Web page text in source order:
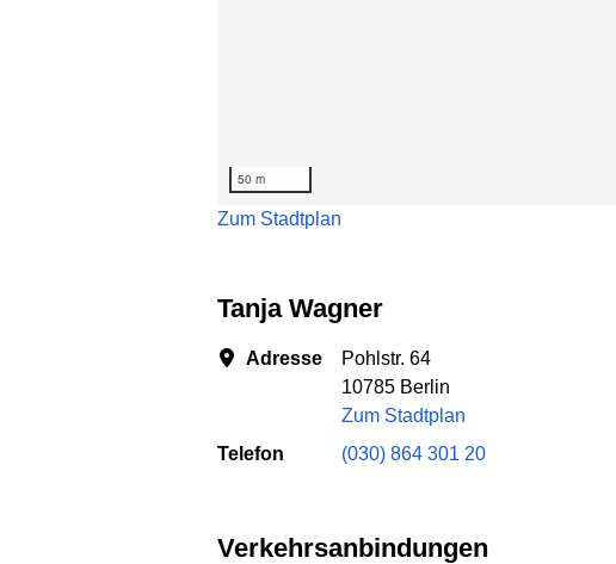
50 m
Zum Stadtplan
Tanja Wagner
Adresse
Pohlstr. 64
10785 Berlin
Zum Stadtplan
Telefon
(030) 864 301 20
Verkehrsanbindungen